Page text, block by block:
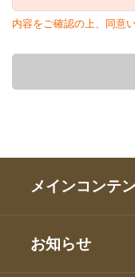
内容をご確認の上、同意
メインコンテ
お知らせ